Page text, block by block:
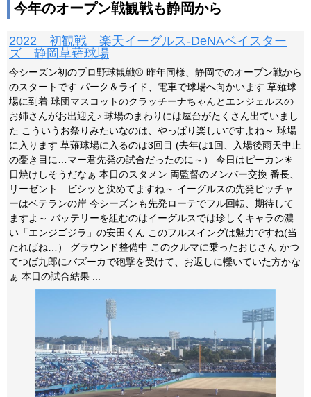
今年のオープン戦観戦も静岡から
2022 初観戦 楽天イーグルス-DeNAベイスター
ズ 静岡草薙球場
今シーズン初のプロ野球観戦⚾ 昨年同様、静岡でのオープン戦から
のスタートです パーク＆ライド、電車で球場へ向かいます 草薙球
場に到着 球団マスコットのクラッチーナちゃんとエンジェルスの
お姉さんがお出迎え♪ 球場のまわりには屋台がたくさん出ていまし
た こういうお祭りみたいなのは、やっぱり楽しいですよね～ 球場
に入ります 草薙球場に入るのは3回目 (去年は1回、入場後雨天中止
の憂き目に…マー君先発の試合だったのに～） 今日はピーカン☀
日焼けしそうだなぁ 本日のスタメン 両監督のメンバー交換 番長、
リーゼント ビシッと決めてますね～ イーグルスの先発ピッチャ
ーはベテランの岸 今シーズンも先発ローテでフル回転、期待して
ますよ～ バッテリーを組むのはイーグルスでは珍しくキャラの濃
い「エンジゴジラ」の安田くん このフルスイングは魅力ですね(当
たればね…） グラウンド整備中 このクルマに乗ったおじさん かつ
てつば九郎にバズーカで砲撃を受けて、お返しに轢いていた方かな
ぁ 本日の試合結果 ...